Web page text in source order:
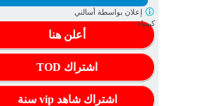
أعلن هنا
اشتراك TOD
اشتراك شاهد vip سنة
إعلان بواسطة أسالني
كيمياء